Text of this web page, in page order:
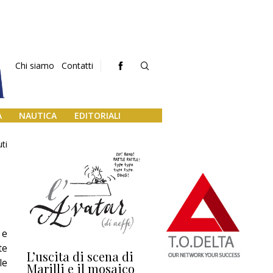
Chi siamo Contatti
NAUTICA EDITORIALI
L’uscita di scena di
Marilli e il mosaico
Darsena a Europa,